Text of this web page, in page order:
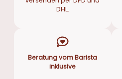
DHL.
Beratung vom Barista
inklusive